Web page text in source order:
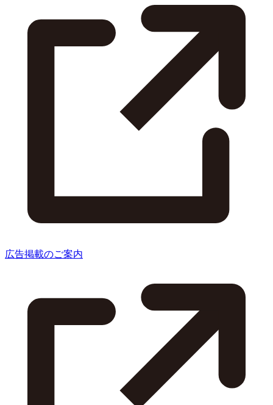
広告掲載のご案内